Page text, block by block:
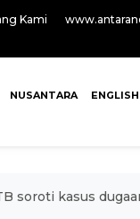
Kami
NUSANTARA ENGLISH
soroti kasus